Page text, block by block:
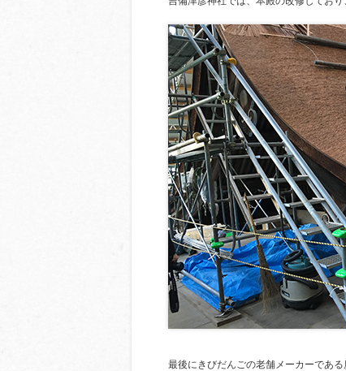
最後にきびだんごの老舗メーカーである